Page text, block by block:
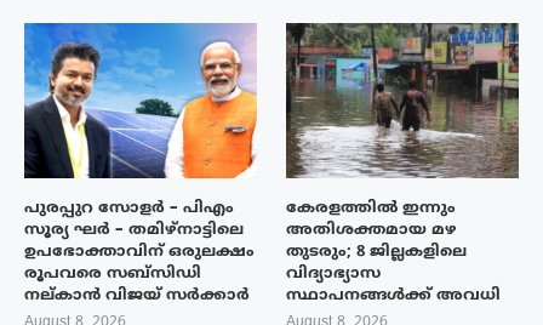
പുരപ്പുറ സോളർ – പിഎം
സൂര്യ ഘർ – തമിഴ്നാട്ടിലെ
ഉപഭോക്താവിന് ഒരുലക്ഷം
രൂപവരെ സബ്സിഡി
നല്കാൻ വിജയ് സർക്കാർ
കേരളത്തിൽ ഇന്നും
അതിശക്തമായ മഴ
തുടരും; 8 ജില്ലകളിലെ
വിദ്യാഭ്യാസ
സ്ഥാപനങ്ങൾക്ക് അവധി